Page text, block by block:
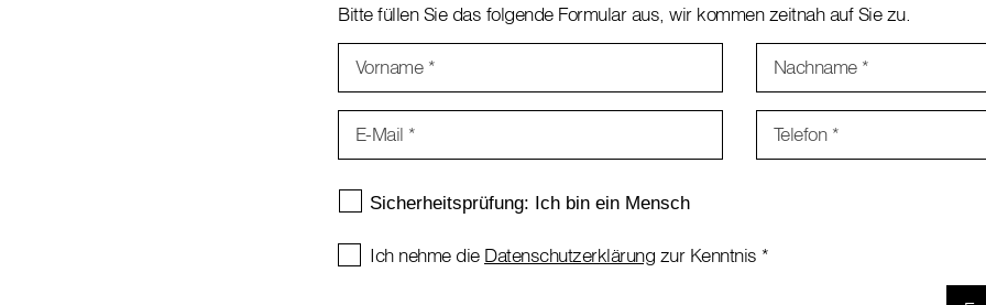
Bitte füllen Sie das folgende Formular aus, wir kommen zeitnah auf Sie zu.
Vorname * Nachname *
E-Mail * Telefon *
Ich nehme die Datenschutzerklärung zur Kenntnis *